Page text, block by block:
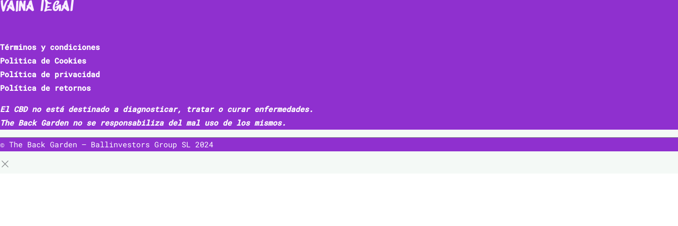
vaina legal
Términos y condiciones
Politica de Cookies
Política de privacidad
Política de retornos
El CBD no está destinado a diagnosticar, tratar o curar enfermedades.
The Back Garden no se responsabiliza del mal uso de los mismos.
© The Back Garden – Ballinvestors Group SL 2024